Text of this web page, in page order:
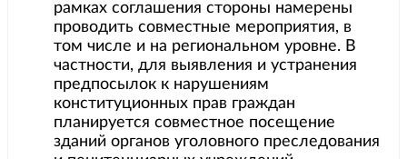
рамках соглашения стороны намерены
проводить совместные мероприятия, в
том числе и на региональном уровне. В
частности, для выявления и устранения
предпосылок к нарушениям
конституционных прав граждан
планируется совместное посещение
зданий органов уголовного преследования